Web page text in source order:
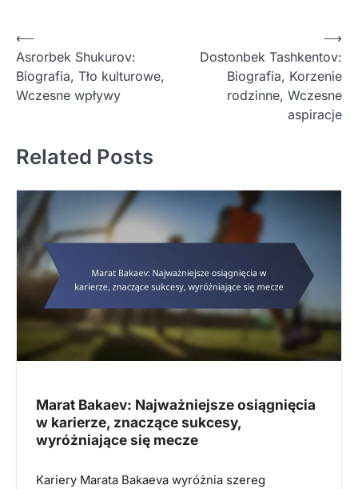
P
o
s
a
v
g
n
⟵
Asrorbek Shukurov:
Biografia, Tło kulturowe,
Wczesne wpływy
Dostonbek Tashkentov:
Biografia, Korzenie
rodzinne, Wczesne
aspiracje
⟶
Related Posts
Marat Bakaev: Najważniejsze osiągnięcia
w karierze, znaczące sukcesy,
wyróżniające się mecze
Kariery Marata Bakaeva wyróżnia szereg